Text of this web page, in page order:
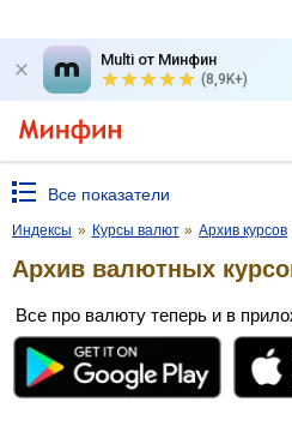
Multi от Минфин
(8,9K+)
Все показатели
Индексы » Курсы валют » Архив курсов
Архив валютных
Все про валюту теперь и в